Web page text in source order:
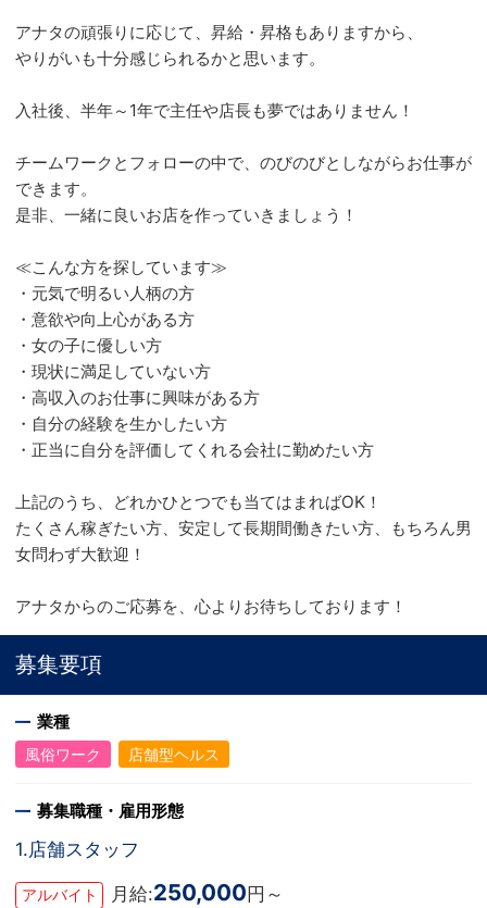
アナタの頑張りに応じて、昇給・昇格もありますから、
やりがいも十分感じられるかと思います。
入社後、半年～1年で主任や店長も夢ではありません！
チームワークとフォローの中で、のびのびとしながらお仕事が
できます。
是非、一緒に良いお店を作っていきましょう！
≪こんな方を探しています≫
・元気で明るい人柄の方
・意欲や向上心がある方
・女の子に優しい方
・現状に満足していない方
・高収入のお仕事に興味がある方
・自分の経験を生かしたい方
・正当に自分を評価してくれる会社に勤めたい方
上記のうち、どれかひとつでも当てはまればOK！
たくさん稼ぎたい方、安定して長期間働きたい方、もちろん男
女問わず大歓迎！
アナタからのご応募を、心よりお待ちしております！
募集要項
業種
風俗ワーク 店舗型ヘルス
募集職種・雇用形態
1.店舗スタッフ
アルバイト 月給:250,000 円～